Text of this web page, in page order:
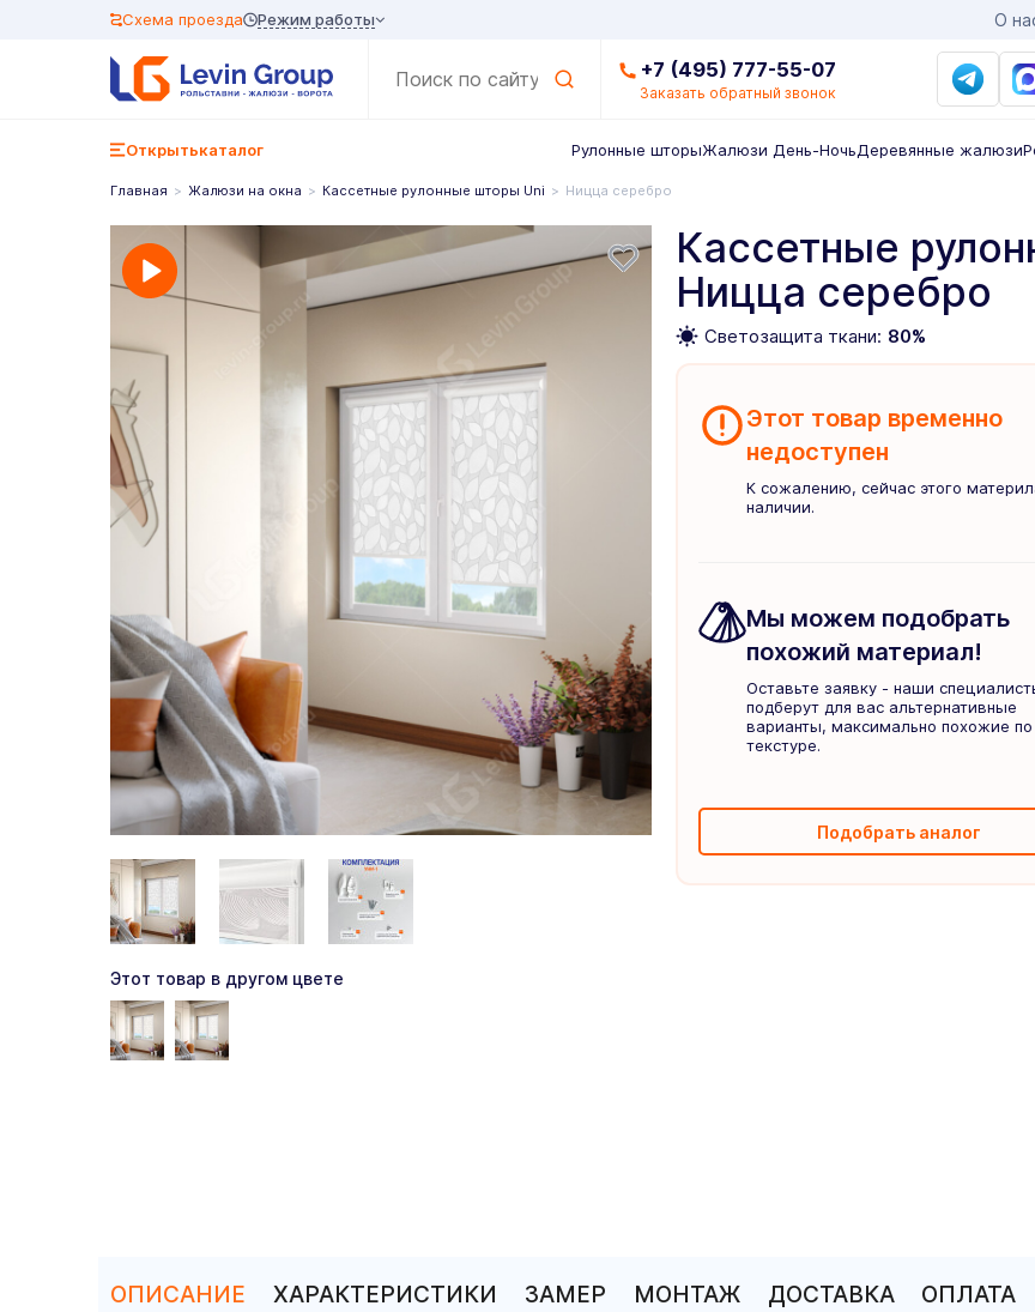
О
Схема проезда Режим работы
+7 (495) 777-55-07
Заказать обратный звонок
Открытькаталог Рулонные шторыЖалюзи День-НочьДеревянные жалюзи
Главная Жалюзи на окна Кассетные рулонные шторы Uni Ницца серебро
Кассетные
Ницца серебро
Светозащита ткани: 80%
Этот товар в другом цвете
Этот товар временно
недоступен
К сожалению, сейчас этого
наличии.
Мы можем подобрать
похожий материал!
Оставьте заявку - наши
подберут для вас альтернативные
варианты, максимально похожие
текстуре.
Подобрать аналог
ОПИСАНИЕ ХАРАКТЕРИСТИКИ ЗАМЕР МОНТАЖ ДОСТАВКА ОПЛАТА